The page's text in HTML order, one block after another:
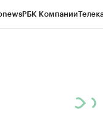
РБК Компании